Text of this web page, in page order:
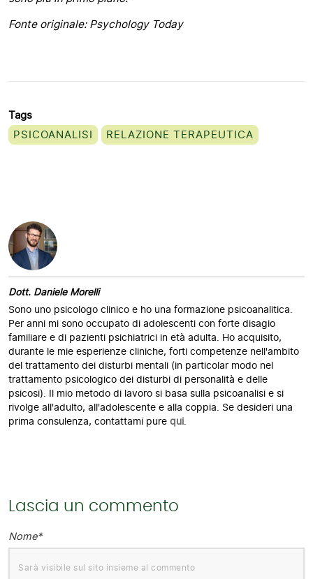
Fonte originale: Psychology Today
Tags
PSICOANALISI RELAZIONE TERAPEUTICA
Dott. Daniele Morelli
Sono uno psicologo clinico e ho una formazione psicoanalitica.
Per anni mi sono occupato di adolescenti con forte disagio
familiare e di pazienti psichiatrici in età adulta. Ho acquisito,
durante le mie esperienze cliniche, forti competenze nell'ambito
del trattamento dei disturbi mentali (in particolar modo nel
trattamento psicologico dei disturbi di personalità e delle
psicosi). Il mio metodo di lavoro si basa sulla psicoanalisi e si
rivolge all'adulto, all'adolescente e alla coppia. Se desideri una
prima consulenza, contattami pure qui.
Lascia un commento
Nome*